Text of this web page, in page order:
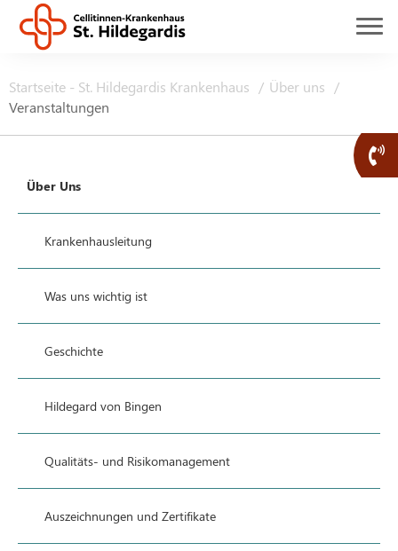
Startseite - St. Hildegardis Krankenhaus
Über uns
Veranstaltungen
Über Uns
Krankenhausleitung
Was uns wichtig ist
Geschichte
Hildegard von Bingen
Qualitäts- und Risikomanagement
Auszeichnungen und Zertifikate